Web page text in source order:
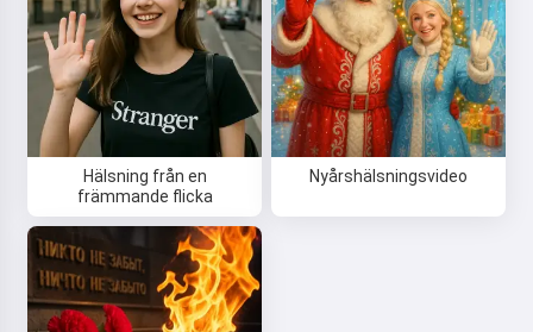
Hälsning från en
främmande flicka
Nyårshälsningsvideo